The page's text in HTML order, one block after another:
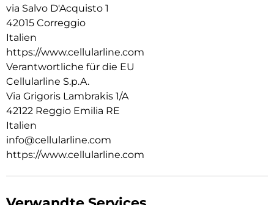
via Salvo D'Acquisto 1
42015 Correggio
Italien
https://www.cellularline.com
Verantwortliche für die EU
Cellularline S.p.A.
Via Grigoris Lambrakis 1/A
42122 Reggio Emilia RE
Italien
info@cellularline.com
https://www.cellularline.com